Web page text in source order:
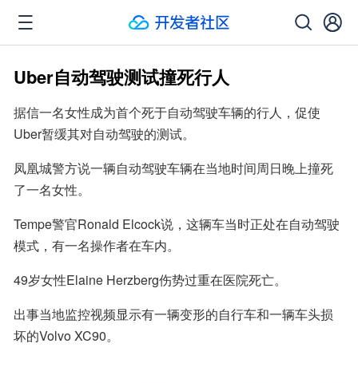
Uber自动驾驶测试撞死行人
据信一名女性成为首个死于自动驾驶车辆的行人，促使
Uber暂缓其对自动驾驶的测试。
凤凰城警方说一辆自动驾驶车辆在当地时间周日晚上撞死
了一名女性。
Tempe警官Ronald Elcock说，这辆车当时正处在自动驾驶
模式，有一名操作者在车内。
49岁女性Elaine Herzberg伤势过重在医院死亡。
出事当地监控视频显示有一辆变形的自行车和一辆车头损
坏的Volvo XC90。